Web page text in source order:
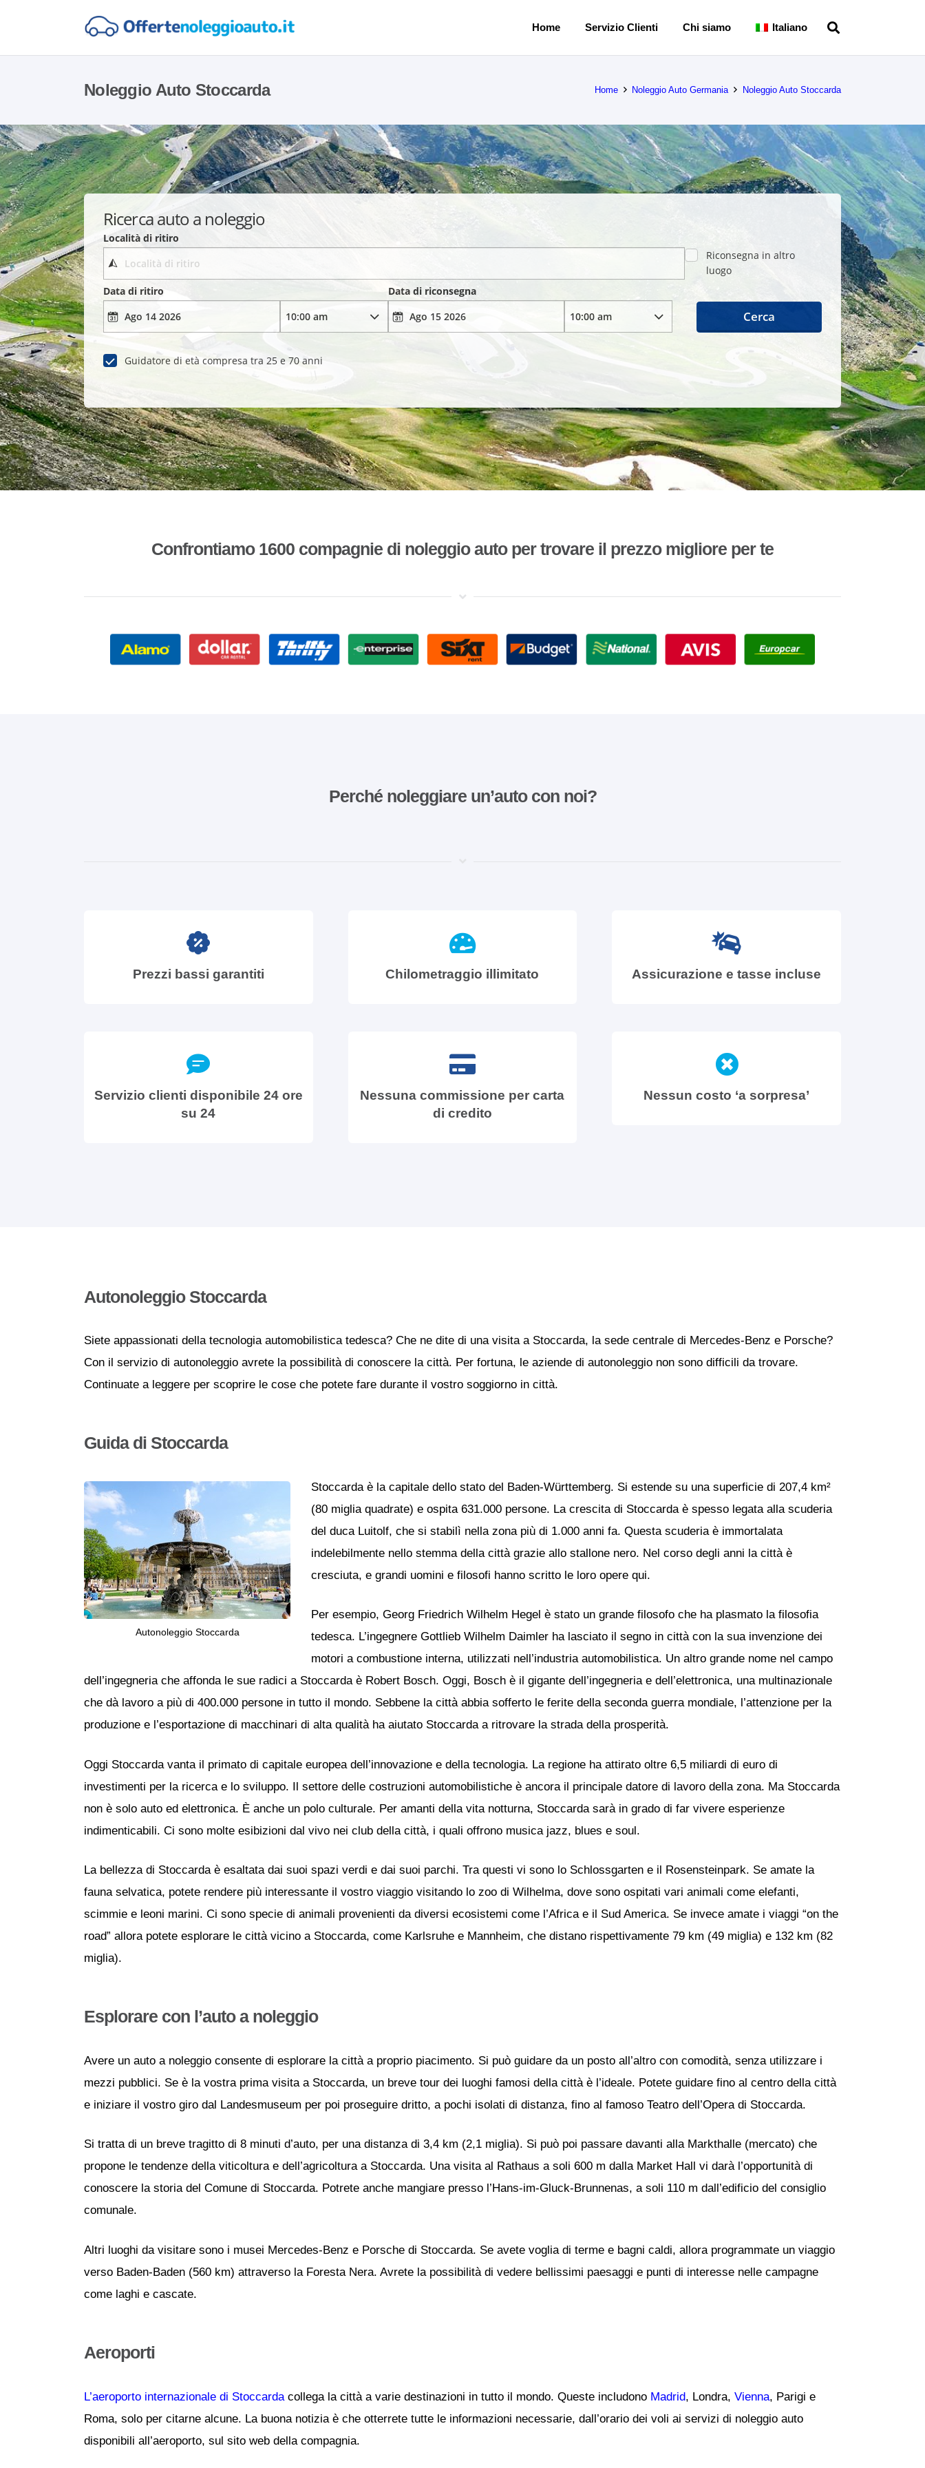
Home Servizio Clienti Chi siamo Italiano
Noleggio Auto Stoccarda Home Noleggio Auto Germania Noleggio Auto Stoccarda
Ricerca auto a noleggio
Località di ritiro
Riconsegna in altro
luogo
Data di ritiro
Data di riconsegna
Guidatore di età compresa tra 25 e 70 anni
Cerca
Confrontiamo 1600 compagnie di noleggio auto per trovare il prezzo migliore per te
Perché noleggiare un’auto con noi?
Prezzi bassi garantiti Chilometraggio illimitato Assicurazione e tasse incluse
Servizio clienti disponibile 24 ore
su 24
Nessuna commissione per carta
di credito
Nessun costo ‘a sorpresa’
Autonoleggio Stoccarda
Siete appassionati della tecnologia automobilistica tedesca? Che ne dite di una visita a Stoccarda, la sede centrale di Mercedes-Benz e Porsche?
Con il servizio di autonoleggio avrete la possibilità di conoscere la città. Per fortuna, le aziende di autonoleggio non sono difficili da trovare.
Continuate a leggere per scoprire le cose che potete fare durante il vostro soggiorno in città.
Guida di Stoccarda
Autonoleggio Stoccarda
Stoccarda è la capitale dello stato del Baden-Württemberg. Si estende su una superficie di 207,4 km²
(80 miglia quadrate) e ospita 631.000 persone. La crescita di Stoccarda è spesso legata alla scuderia
del duca Luitolf, che si stabilì nella zona più di 1.000 anni fa. Questa scuderia è immortalata
indelebilmente nello stemma della città grazie allo stallone nero. Nel corso degli anni la città è
cresciuta, e grandi uomini e filosofi hanno scritto le loro opere qui.
Per esempio, Georg Friedrich Wilhelm Hegel è stato un grande filosofo che ha plasmato la filosofia
tedesca. L’ingegnere Gottlieb Wilhelm Daimler ha lasciato il segno in città con la sua invenzione dei
motori a combustione interna, utilizzati nell’industria automobilistica. Un altro grande nome nel campo
dell’ingegneria che affonda le sue radici a Stoccarda è Robert Bosch. Oggi, Bosch è il gigante dell’ingegneria e dell’elettronica, una multinazionale
che dà lavoro a più di 400.000 persone in tutto il mondo. Sebbene la città abbia sofferto le ferite della seconda guerra mondiale, l’attenzione per la
produzione e l’esportazione di macchinari di alta qualità ha aiutato Stoccarda a ritrovare la strada della prosperità.
Oggi Stoccarda vanta il primato di capitale europea dell’innovazione e della tecnologia. La regione ha attirato oltre 6,5 miliardi di euro di
investimenti per la ricerca e lo sviluppo. Il settore delle costruzioni automobilistiche è ancora il principale datore di lavoro della zona. Ma Stoccarda
non è solo auto ed elettronica. È anche un polo culturale. Per amanti della vita notturna, Stoccarda sarà in grado di far vivere esperienze
indimenticabili. Ci sono molte esibizioni dal vivo nei club della città, i quali offrono musica jazz, blues e soul.
La bellezza di Stoccarda è esaltata dai suoi spazi verdi e dai suoi parchi. Tra questi vi sono lo Schlossgarten e il Rosensteinpark. Se amate la
fauna selvatica, potete rendere più interessante il vostro viaggio visitando lo zoo di Wilhelma, dove sono ospitati vari animali come elefanti,
scimmie e leoni marini. Ci sono specie di animali provenienti da diversi ecosistemi come l’Africa e il Sud America. Se invece amate i viaggi “on the
road” allora potete esplorare le città vicino a Stoccarda, come Karlsruhe e Mannheim, che distano rispettivamente 79 km (49 miglia) e 132 km (82
miglia).
Esplorare con l’auto a noleggio
Avere un auto a noleggio consente di esplorare la città a proprio piacimento. Si può guidare da un posto all’altro con comodità, senza utilizzare i
mezzi pubblici. Se è la vostra prima visita a Stoccarda, un breve tour dei luoghi famosi della città è l’ideale. Potete guidare fino al centro della città
e iniziare il vostro giro dal Landesmuseum per poi proseguire dritto, a pochi isolati di distanza, fino al famoso Teatro dell’Opera di Stoccarda.
Si tratta di un breve tragitto di 8 minuti d’auto, per una distanza di 3,4 km (2,1 miglia). Si può poi passare davanti alla Markthalle (mercato) che
propone le tendenze della viticoltura e dell’agricoltura a Stoccarda. Una visita al Rathaus a soli 600 m dalla Market Hall vi darà l’opportunità di
conoscere la storia del Comune di Stoccarda. Potrete anche mangiare presso l’Hans-im-Gluck-Brunnenas, a soli 110 m dall’edificio del consiglio
comunale.
Altri luoghi da visitare sono i musei Mercedes-Benz e Porsche di Stoccarda. Se avete voglia di terme e bagni caldi, allora programmate un viaggio
verso Baden-Baden (560 km) attraverso la Foresta Nera. Avrete la possibilità di vedere bellissimi paesaggi e punti di interesse nelle campagne
come laghi e cascate.
Aeroporti
L’aeroporto internazionale di Stoccarda collega la città a varie destinazioni in tutto il mondo. Queste includono Madrid, Londra, Vienna, Parigi e
Roma, solo per citarne alcune. La buona notizia è che otterrete tutte le informazioni necessarie, dall’orario dei voli ai servizi di noleggio auto
disponibili all’aeroporto, sul sito web della compagnia.